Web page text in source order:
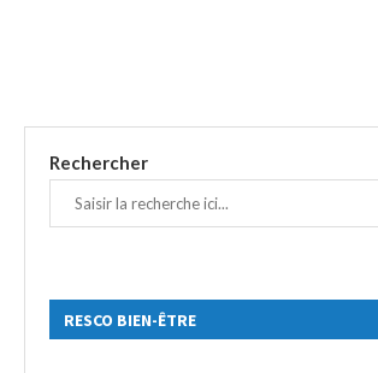
Rechercher
RESCO BIEN-ÊTRE